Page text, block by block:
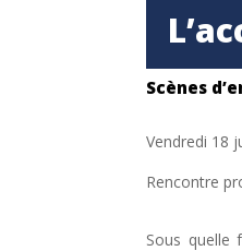
Scènes
Vendredi 18
Rencontre
Sous quelle